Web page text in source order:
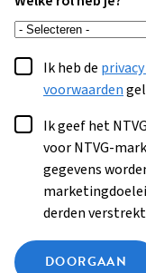
Ik heb de
voorwaarden
Ik geef het
voor NTVG-
gegevens
derden verstrekt
DOORGAAN